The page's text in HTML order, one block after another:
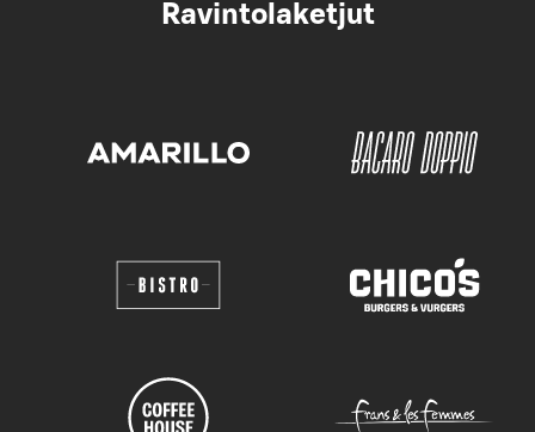
Ravintolaketjut